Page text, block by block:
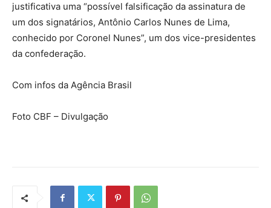
justificativa uma “possível falsificação da assinatura de
um dos signatários, Antônio Carlos Nunes de Lima,
conhecido por Coronel Nunes”, um dos vice-presidentes
da confederação.
Com infos da Agência Brasil
Foto CBF – Divulgação